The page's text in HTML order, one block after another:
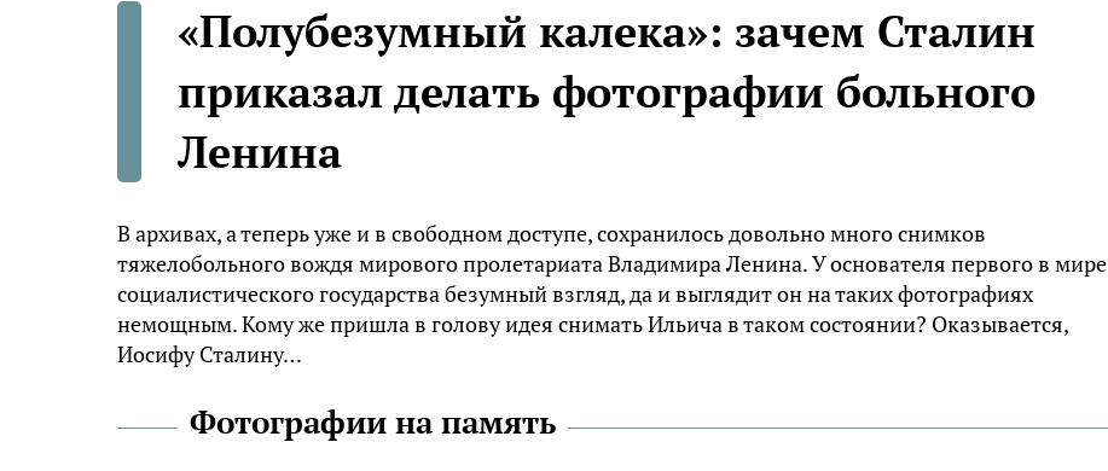
«Полубезумный калека»: зачем Сталин
приказал делать фотографии больного
Ленина
В архивах, а теперь уже и в свободном доступе, сохранилось довольно много снимков
тяжелобольного вождя мирового пролетариата Владимира Ленина. У основателя первого в мире
социалистического государства безумный взгляд, да и выглядит он на таких фотографиях
немощным. Кому же пришла в голову идея снимать Ильича в таком состоянии? Оказывается,
Иосифу Сталину…
Фотографии на память